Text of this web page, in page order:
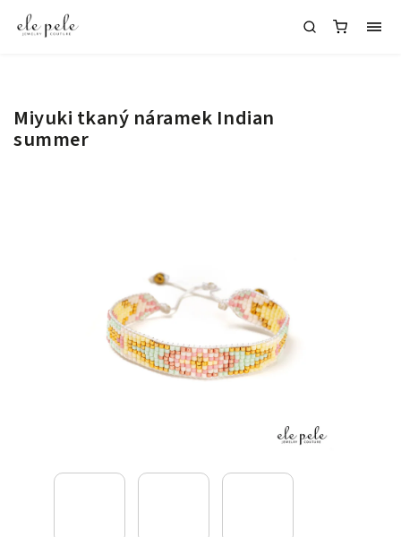
Miyuki tkaný náramek Indian
summer